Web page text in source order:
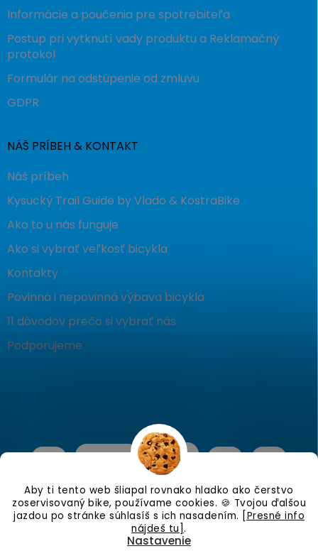
Aby ti tento web šliapal rovnako hladko ako čerstvo
zoservisovaný bike, používame cookies. 🍪 Tvojou ďalšou
jazdou po stránke súhlasíš s ich nasadením. [Presné info
nájdeš tu].
Nastavenie
Informácie a poučenia pre spotrebiteľa
Postup pri vytknutí vady produktu a Reklamačný
protokol
Formulár na odstúpenie od zmluvu
GDPR
NÁŠ PRÍBEH & KONTAKT
Náš príbeh
Kysucký Trail Guide by Vlado & KostraBike
Ako to u nás funguje
Ako si vybrať veľkosť bicykla
Kontakty
Povinná i nepovinná výbava bicykla
11 dôvodov prečo si vybrať nás
Podporujeme